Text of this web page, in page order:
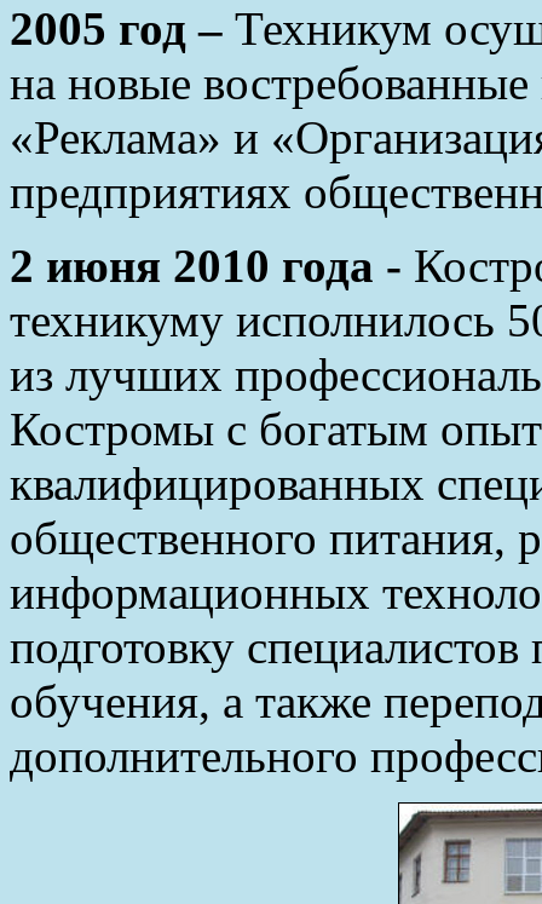
2005 год – Техникум
на новые
«Реклама» и
предприятиях
2 июня 2010 года -
техникуму исполнилось
из лучших
Костромы с богатым
квалифицированных
общественного питания,
информационных
подготовку
обучения, а также
дополнительного